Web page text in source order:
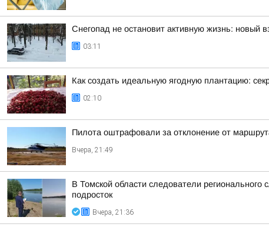
Снегопад не остановит активную жизнь: новый
03:11
Как создать идеальную ягодную плантацию:
02:10
Пилота оштрафовали за отклонение от
Вчера, 21:49
В Томской области следователи регионального
подросток
Вчера, 21:36